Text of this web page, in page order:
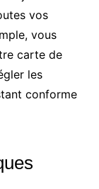
vos
vous
carte de
les
conforme